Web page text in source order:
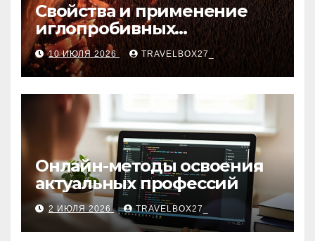
Свойства и применение
иглопробивных
базальтовых огнеупорных
матов
10 ИЮЛЯ 2026 TRAVELBOX27_
Онлайн-методы освоения
актуальных профессий
2 ИЮЛЯ 2026 TRAVELBOX27_